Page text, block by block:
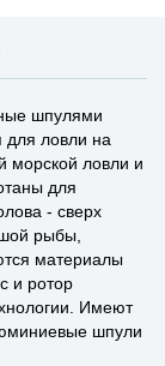
шпулями
для ловли на
морской ловли и
для
- сверх
рыбы,
материалы
и ротор
Имеют
шпули